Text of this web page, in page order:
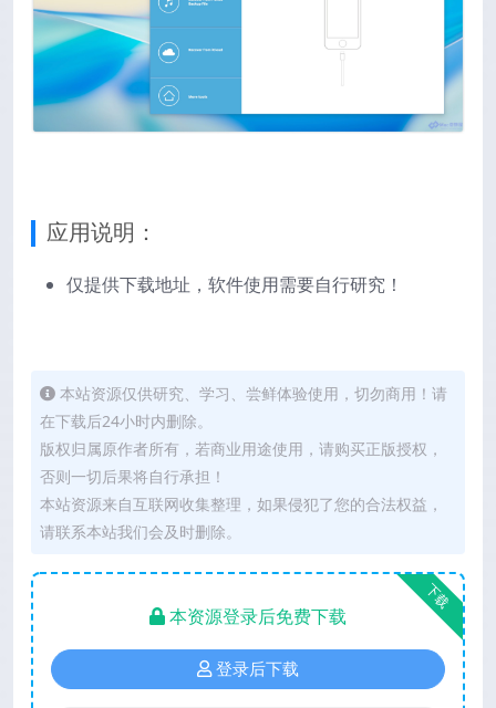
应用说明：
仅提供下载地址，软件使用需要自行研究！
本站资源仅供研究、学习、尝鲜体验使用，切勿商用！请
在下载后24小时内删除。
版权归属原作者所有，若商业用途使用，请购买正版授权，
否则一切后果将自行承担！
本站资源来自互联网收集整理，如果侵犯了您的合法权益，
请联系本站我们会及时删除。
下载
本资源登录后免费下载
登录后下载